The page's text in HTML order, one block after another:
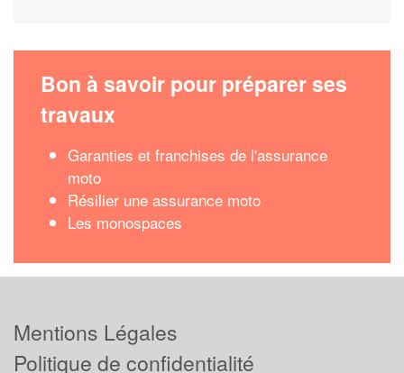
Bon à savoir pour préparer ses
travaux
Garanties et franchises de l'assurance
moto
Résilier une assurance moto
Les monospaces
Mentions Légales
Politique de confidentialité